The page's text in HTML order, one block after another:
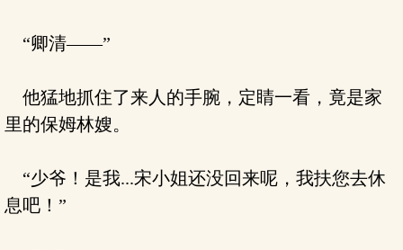
“卿清——”
他猛地抓住了来人的手腕，定睛一看，竟是家
里的保姆林嫂。
“少爷！是我...宋小姐还没回来呢，我扶您去休
息吧！”